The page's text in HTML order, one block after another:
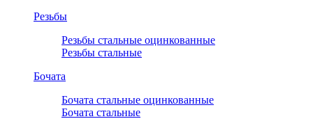
Резьбы
Резьбы стальные оцинкованные
Резьбы стальные
Бочата
Бочата стальные оцинкованные
Бочата стальные